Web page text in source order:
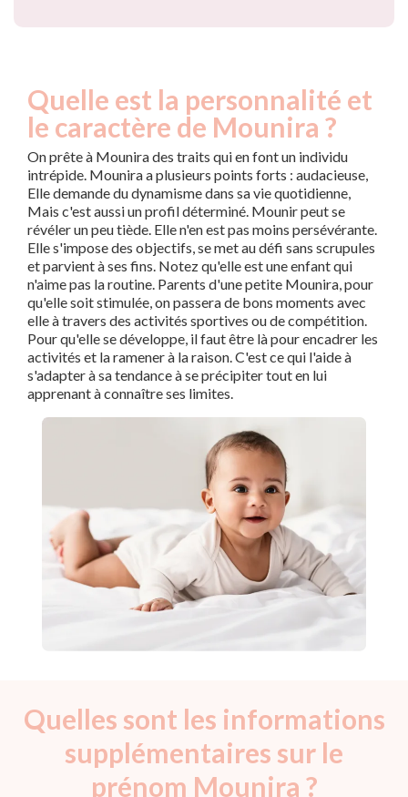
Quelle est la personnalité et
le caractère de Mounira ?
On prête à Mounira des traits qui en font un individu
intrépide. Mounira a plusieurs points forts : audacieuse,
Elle demande du dynamisme dans sa vie quotidienne,
Mais c'est aussi un profil déterminé. Mounir peut se
révéler un peu tiède. Elle n'en est pas moins persévérante.
Elle s'impose des objectifs, se met au défi sans scrupules
et parvient à ses fins. Notez qu'elle est une enfant qui
n'aime pas la routine. Parents d'une petite Mounira, pour
qu'elle soit stimulée, on passera de bons moments avec
elle à travers des activités sportives ou de compétition.
Pour qu'elle se développe, il faut être là pour encadrer les
activités et la ramener à la raison. C'est ce qui l'aide à
s'adapter à sa tendance à se précipiter tout en lui
apprenant à connaître ses limites.
Quelles sont les informations
supplémentaires sur le
prénom Mounira ?